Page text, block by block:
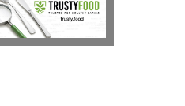
Salvagente